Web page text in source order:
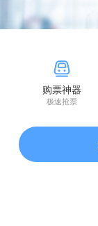
购票神器
极速抢票